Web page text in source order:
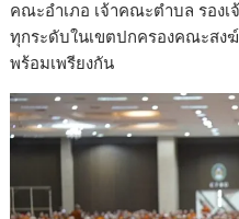
คณะอำเภอ เจ้าคณะตำบล รอง
ทุกระดับในเขตปกครองคณะสง
พร้อมเพรียงกัน